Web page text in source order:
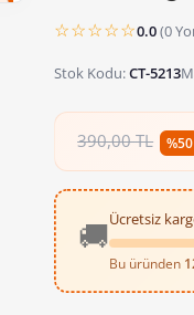
☆☆☆☆☆0.0(0
Stok Kodu:CT-5213
390,00 TL %50
🚚Ücretsiz
Bu üründen